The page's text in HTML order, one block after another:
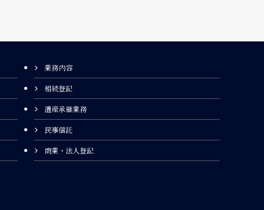
業務内容
相続登記
遺産承継業務
民事信託
商業・法人登記